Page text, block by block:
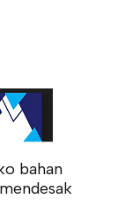
bahan